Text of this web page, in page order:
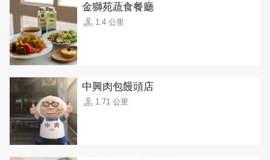
金獅苑蔬食餐廳
1.4 公里
中興肉包饅頭店
1.71 公里